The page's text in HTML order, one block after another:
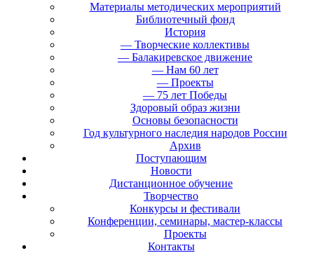
Материалы методических мероприятий
Библиотечный фонд
История
— Творческие коллективы
— Балакиревское движение
— Нам 60 лет
— Проекты
— 75 лет Победы
Здоровый образ жизни
Основы безопасности
Год культурного наследия народов России
Архив
Поступающим
Новости
Дистанционное обучение
Творчество
Конкурсы и фестивали
Конференции, семинары, мастер-классы
Проекты
Контакты